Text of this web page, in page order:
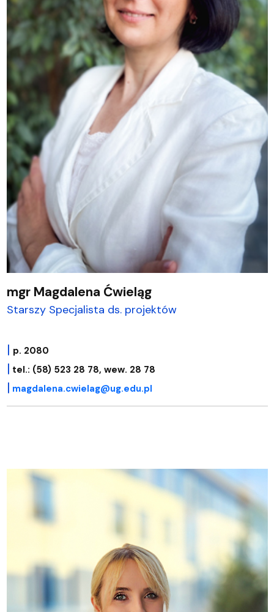
mgr Magdalena Ćwieląg
Starszy Specjalista ds. projektów
| p. 2080
| tel.: (58) 523 28 78, wew. 28 78
| magdalena.cwielag@ug.edu.pl